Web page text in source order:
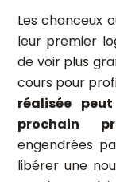
Les chanceux
leur premier
de voir plus
cours pour
réalisée
prochain
engendrées
libérer une